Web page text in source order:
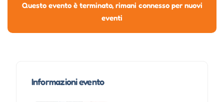
Questo evento è terminato, rimani connesso per nuovi
eventi
Informazioni evento